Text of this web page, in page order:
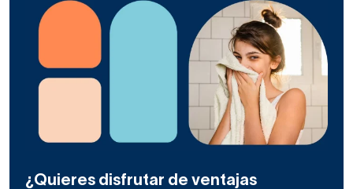
¿Quieres disfrutar de ventajas